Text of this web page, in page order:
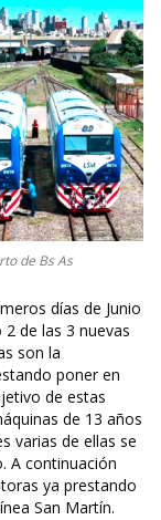
de Bs As
días de Junio
de las 3 nuevas
son la
poner en
de estas
de 13 años
varias de ellas se
A continuación
ya prestando
San Martín.